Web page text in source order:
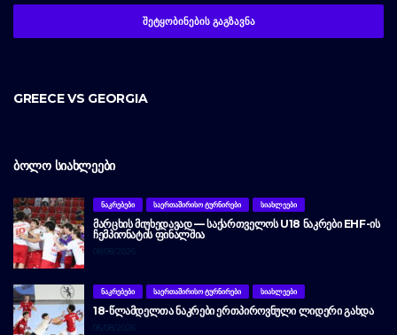
GREECE VS GEORGIA
ᲑᲝᲚᲝ ᲡᲘᲐᲮᲚᲔᲔᲑᲘ
ᲜᲐᲙᲠᲔᲑᲔᲑᲘ ᲡᲐᲔᲠᲗᲐᲨᲘᲠᲘᲡᲝ ᲢᲣᲠᲜᲘᲠᲔᲑᲘ ᲡᲘᲐᲮᲚᲔᲔᲑᲘ
ᲛᲐᲠᲪᲮᲘᲡ ᲛᲘᲣᲮᲔᲓᲐᲕᲐᲓ — ᲡᲐᲥᲐᲠᲗᲕᲔᲚᲝᲡ U18 ᲜᲐᲙᲠᲔᲑᲘ EHF-ᲘᲡ
ᲩᲔᲛᲞᲘᲝᲜᲐᲢᲘᲡ ᲤᲘᲜᲐᲚᲨᲘᲐ
08/08/2026
ᲜᲐᲙᲠᲔᲑᲔᲑᲘ ᲡᲐᲔᲠᲗᲐᲨᲘᲠᲘᲡᲝ ᲢᲣᲠᲜᲘᲠᲔᲑᲘ ᲡᲘᲐᲮᲚᲔᲔᲑᲘ
18-ᲬᲚᲐᲛᲓᲔᲚᲗᲐ ᲜᲐᲙᲠᲔᲑᲘ ᲔᲠᲗᲞᲘᲠᲝᲕᲜᲣᲚᲘ ᲚᲘᲓᲔᲠᲘ ᲒᲐᲮᲓᲐ
06/08/2026